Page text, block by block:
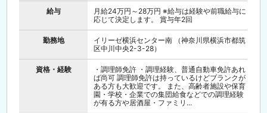
給与
月給24万円～28万円 ※給与は経験や前職給与に
応じて決定します。 賞与年2回
勤務地
イリーゼ横浜センター南 （神奈川県横浜市都筑
区中川中央2-3-28）
資格・経験
・調理師免許 ・調理経験、普通自動車免許あれ
ば尚可 調理師免許は持っているけどブランクが
ある方も大歓迎です。 また、高齢者施設や保育
園・学校・企業での集団給食などでの調理経験
が有る方や居酒屋・ファミリ...